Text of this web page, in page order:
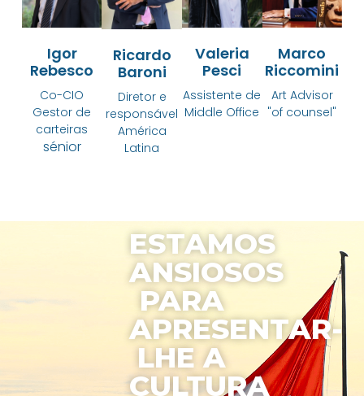
Igor
Rebesco
Co-CIO
Gestor de
carteiras
sénior
Ricardo
Baroni
Diretor e
responsável
América
Latina
Valeria
Pesci
Assistente de
Middle Office
Marco
Riccomini
Art Advisor
"of counsel"
ESTAMOS
ANSIOSOS
PARA
APRESENTAR-
LHE A
CULTURA